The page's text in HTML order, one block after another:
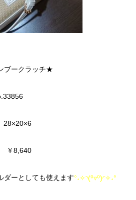
ブークラッチ★
￥8,640
ダーとしても使えます°˖✧◝(⁰▿⁰)◜✧˖°